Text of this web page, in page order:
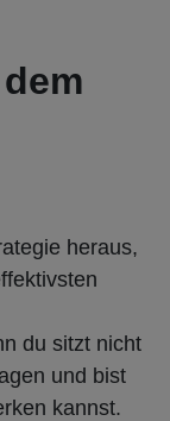
heraus,
du sitzt nicht
und bist
kannst.